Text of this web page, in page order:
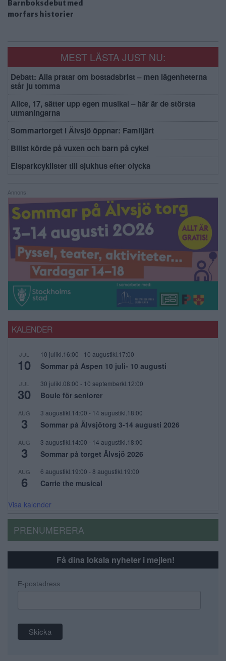
Barnboksdebut med
morfars historier
MEST LÄSTA JUST NU:
Debatt: Alla pratar om bostadsbrist – men lägenheterna
står ju tomma
Alice, 17, sätter upp egen musikal – här är de största
utmaningarna
Sommartorget i Älvsjö öppnar: Familjärt
Bilist körde på vuxen och barn på cykel
Elsparkcyklister till sjukhus efter olycka
Annons:
KALENDER
JUL
10
10 julikl.16:00 - 10 augustikl.17:00
Sommar på Aspen 10 juli- 10 augusti
JUL
30
30 julikl.08:00 - 10 septemberkl.12:00
Boule för seniorer
AUG
3
3 augustikl.14:00 - 14 augustikl.18:00
Sommar på Älvsjötorg 3-14 augusti 2026
AUG
3
3 augustikl.14:00 - 14 augustikl.18:00
Sommar på torget Älvsjö 2026
AUG
6
6 augustikl.19:00 - 8 augustikl.19:00
Carrie the musical
Visa kalender
PRENUMERERA
Få dina lokala nyheter i mejlen!
E-postadress